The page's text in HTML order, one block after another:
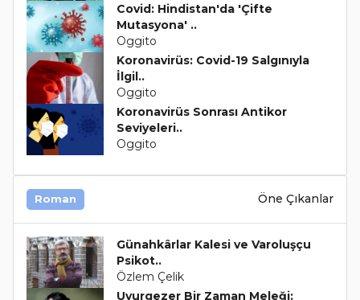
Covid: Hindistan'da 'Çifte
Mutasyona' ..
Oggito
Koronavirüs: Covid-19 Salgınıyla
İlgil..
Oggito
Koronavirüs Sonrası Antikor
Seviyeleri..
Oggito
Roman Öne Çıkanlar
Günahkârlar Kalesi ve Varoluşçu
Psikot..
Özlem Çelik
Uyurgezer Bir Zaman Meleği: